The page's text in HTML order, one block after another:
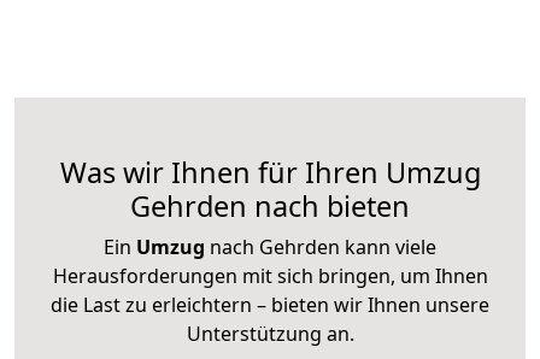
Was wir Ihnen für Ihren Umzug
Gehrden nach bieten
Ein Umzug nach Gehrden kann viele
Herausforderungen mit sich bringen, um Ihnen
die Last zu erleichtern – bieten wir Ihnen unsere
Unterstützung an.